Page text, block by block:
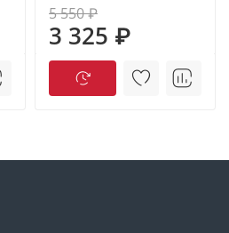
5 550 ₽
3 325 ₽